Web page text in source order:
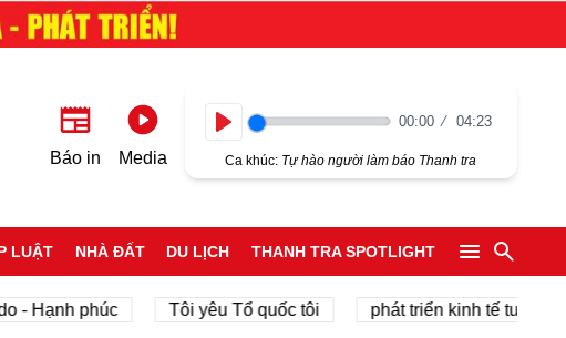
Báo in Media
00:00 04:23
Ca khúc: Tự hào người làm báo Thanh tra
LUẬT NHÀ ĐẤT DU LỊCH THANH TRA SPOTLIGHT
phúc Tôi yêu Tổ quốc tôi phát triển kinh tế tư nhân